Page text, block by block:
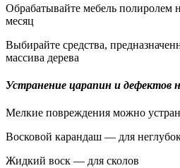
Обрабатывайте мебель полиролем
месяц
Выбирайте средства,
массива дерева
Устранение царапин и дефектов
Мелкие повреждения можно
Восковой карандаш — для
Жидкий воск — для сколов